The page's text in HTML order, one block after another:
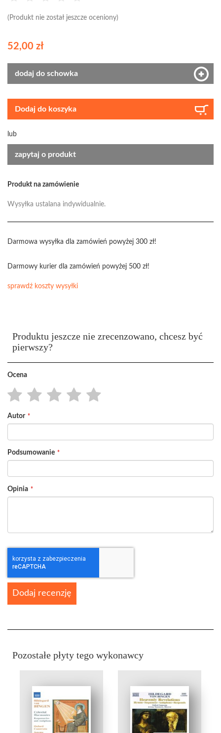
(Produkt nie został jeszcze oceniony)
52,00 zł
dodaj do schowka
Dodaj do koszyka
lub
zapytaj o produkt
Produkt na zamówienie
Wysyłka ustalana indywidualnie.
Darmowa wysyłka dla zamówień powyżej 300 zł!
Darmowy kurier dla zamówień powyżej 500 zł!
sprawdź koszty wysyłki
Produktu jeszcze nie zrecenzowano, chcesz być
pierwszy?
Ocena
star
stars
stars
stars
stars
Autor
Podsumowanie
Opinia
Dodaj recenzję
Pozostałe płyty tego wykonawcy